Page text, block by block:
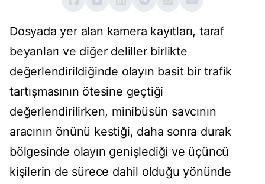
Dosyada yer alan kamera kayıtları, taraf
beyanları ve diğer deliller birlikte
değerlendirildiğinde olayın basit bir trafik
tartışmasının ötesine geçtiği
değerlendirilirken, minibüsün savcının
aracının önünü kestiği, daha sonra durak
bölgesinde olayın genişlediği ve üçüncü
kişilerin de sürece dahil olduğu yönünde